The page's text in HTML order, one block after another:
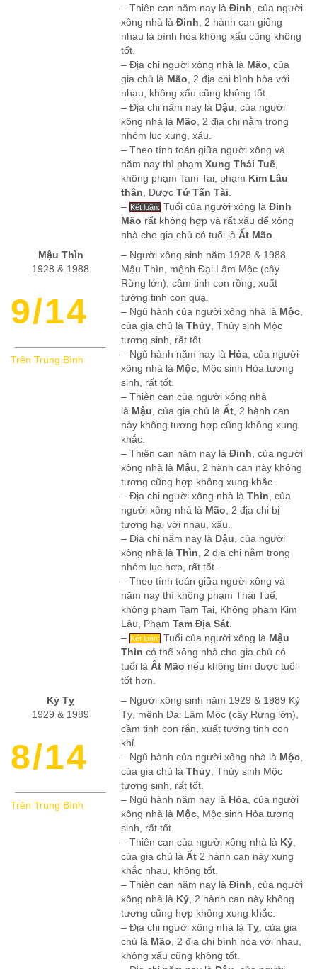
– Thiên can năm nay là Đinh , của người
xông nhà là Đinh , 2 hành can giống
nhau là bình hòa không xấu cũng không
tốt.
– Địa chi người xông nhà là Mão , của
gia chủ là Mão , 2 địa chi bình hòa với
nhau, không xấu cũng không tốt.
– Địa chi năm nay là Dậu , của người
xông nhà là Mão , 2 địa chi nằm trong
nhóm lục xung, xấu.
– Theo tính toán giữa người xông và
năm nay thì phạm Xung Thái Tuế
không phạm Tam Tai, phạm Kim Lâu
thân , Được Tứ Tấn Tài
– Kết luận: Tuổi của người xông là Đinh
Mão rất không hợp và rất xấu để xông
nhà cho gia chủ có tuổi là Ất Mão
Mậu Thìn
1928 & 1988
9/14
Trên Trung Bình
– Người xông sinh năm 1928 & 1988
Mậu Thìn, mệnh Đại Lâm Mộc (cây
Rừng lớn), cầm tinh con rồng, xuất
tướng tinh con quạ.
– Ngũ hành của người xông nhà là Mộc
của gia chủ là Thủy , Thủy sinh Mộc
tương sinh, rất tốt.
– Ngũ hành năm nay là Hỏa , của người
xông nhà là Mộc , Mộc sinh Hỏa tương
sinh, rất tốt.
– Thiên can của người xông nhà
là Mậu , của gia chủ là Ất , 2 hành can
này không tương hợp cũng không xung
khắc.
– Thiên can năm nay là Đinh , của người
xông nhà là Mậu , 2 hành can này không
tương cũng hợp không xung khắc.
– Địa chi người xông nhà là Thìn , của
người xông nhà là Mão , 2 địa chi bị
tương hại với nhau, xấu.
– Địa chi năm nay là Dậu , của người
xông nhà là Thìn , 2 địa chi nằm trong
nhóm lục hơp, rất tốt.
– Theo tính toán giữa người xông và
năm nay thì không phạm Thái Tuế,
không phạm Tam Tai, Không phạm Kim
Lâu, Phạm Tam Địa Sát
– Kết luận: Tuổi của người xông là Mậu
Thìn có thể xông nhà cho gia chủ có
tuổi là Ất Mão nếu không tìm được tuổi
tốt hơn.
Kỷ Tỵ
1929 & 1989
8/14
Trên Trung Bình
– Người xông sinh năm 1929 & 1989 Kỷ
Tỵ, mệnh Đại Lâm Mộc (cây Rừng lớn),
cầm tinh con rắn, xuất tướng tinh con
khỉ.
– Ngũ hành của người xông nhà là Mộc
của gia chủ là Thủy , Thủy sinh Mộc
tương sinh, rất tốt.
– Ngũ hành năm nay là Hỏa , của người
xông nhà là Mộc , Mộc sinh Hỏa tương
sinh, rất tốt.
– Thiên can của người xông nhà là Kỷ
của gia chủ là Ất 2 hành can này xung
khắc nhau, không tốt.
– Thiên can năm nay là Đinh , của người
xông nhà là Kỷ , 2 hành can này không
tương cũng hợp không xung khắc.
– Địa chi người xông nhà là Tỵ , của gia
chủ là Mão , 2 địa chi bình hòa với nhau,
không xấu cũng không tốt.